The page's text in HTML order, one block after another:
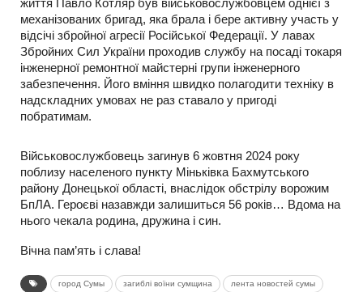
механізованих бригад, яка брала і бере активну участь у
відсічі збройної агресії Російської Федерації. У лавах
Збройних Сил України проходив службу на посаді токаря
інженерної ремонтної майстерні групи інженерного
забезпечення. Його вміння швидко полагодити техніку в
надскладних умовах не раз ставало у пригоді
побратимам.
Військовослужбовець загинув 6 жовтня 2024 року
поблизу населеного пункту Міньківка Бахмутського
району Донецької області, внаслідок обстрілу ворожим
БпЛА. Героєві назавжди залишиться 56 років… Вдома на
нього чекала родина, дружина і син.
Вічна пам’ять і слава!
город Сумы загиблі воїни сумщина лента новостей сумы